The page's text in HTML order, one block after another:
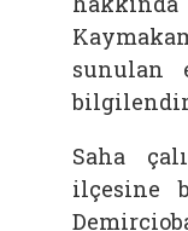
sunulan
Saha
ilçesine